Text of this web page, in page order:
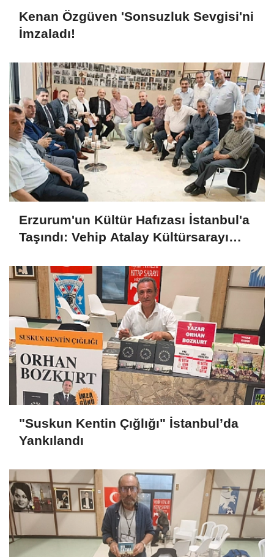
Kenan Özgüven 'Sonsuzluk Sevgisi'ni
İmzaladı!
Erzurum'un Kültür Hafızası İstanbul'a
Taşındı: Vehip Atalay Kültürsarayı
"Suskun Kentin Çığlığı" İstanbul’da
Yankılandı